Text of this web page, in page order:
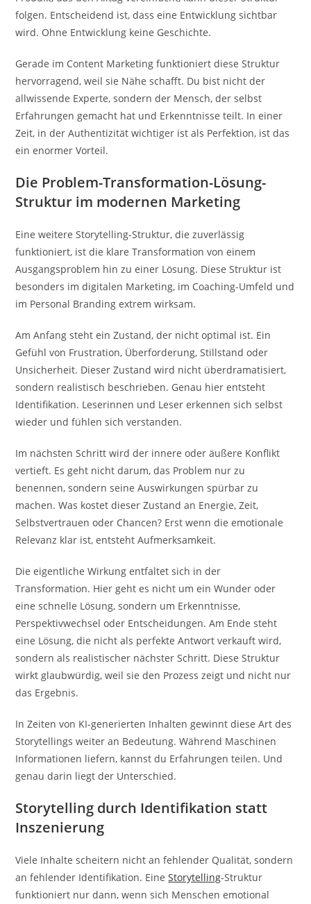
folgen. Entscheidend ist, dass eine Entwicklung sichtbar
wird. Ohne Entwicklung keine Geschichte.
Gerade im Content Marketing funktioniert diese Struktur
hervorragend, weil sie Nähe schafft. Du bist nicht der
allwissende Experte, sondern der Mensch, der selbst
Erfahrungen gemacht hat und Erkenntnisse teilt. In einer
Zeit, in der Authentizität wichtiger ist als Perfektion, ist das
ein enormer Vorteil.
Die Problem-Transformation-Lösung-
Struktur im modernen Marketing
Eine weitere Storytelling-Struktur, die zuverlässig
funktioniert, ist die klare Transformation von einem
Ausgangsproblem hin zu einer Lösung. Diese Struktur ist
besonders im digitalen Marketing, im Coaching-Umfeld und
im Personal Branding extrem wirksam.
Am Anfang steht ein Zustand, der nicht optimal ist. Ein
Gefühl von Frustration, Überforderung, Stillstand oder
Unsicherheit. Dieser Zustand wird nicht überdramatisiert,
sondern realistisch beschrieben. Genau hier entsteht
Identifikation. Leserinnen und Leser erkennen sich selbst
wieder und fühlen sich verstanden.
Im nächsten Schritt wird der innere oder äußere Konflikt
vertieft. Es geht nicht darum, das Problem nur zu
benennen, sondern seine Auswirkungen spürbar zu
machen. Was kostet dieser Zustand an Energie, Zeit,
Selbstvertrauen oder Chancen? Erst wenn die emotionale
Relevanz klar ist, entsteht Aufmerksamkeit.
Die eigentliche Wirkung entfaltet sich in der
Transformation. Hier geht es nicht um ein Wunder oder
eine schnelle Lösung, sondern um Erkenntnisse,
Perspektivwechsel oder Entscheidungen. Am Ende steht
eine Lösung, die nicht als perfekte Antwort verkauft wird,
sondern als realistischer nächster Schritt. Diese Struktur
wirkt glaubwürdig, weil sie den Prozess zeigt und nicht nur
das Ergebnis.
In Zeiten von KI-generierten Inhalten gewinnt diese Art des
Storytellings weiter an Bedeutung. Während Maschinen
Informationen liefern, kannst du Erfahrungen teilen. Und
genau darin liegt der Unterschied.
Storytelling durch Identifikation statt
Inszenierung
Viele Inhalte scheitern nicht an fehlender Qualität, sondern
an fehlender Identifikation. EineStorytelling-Struktur
funktioniert nur dann, wenn sich Menschen emotional